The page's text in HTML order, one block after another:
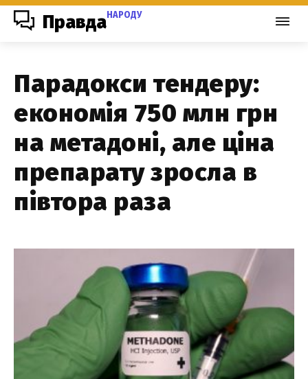
ПравдаНАРОДУ
Парадокси тендеру:
економія 750 млн грн
на метадоні, але ціна
препарату зросла в
півтора раза